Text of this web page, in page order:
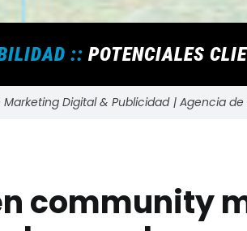
:: POTENCIALES
Digital & Publicidad Agencia de
community